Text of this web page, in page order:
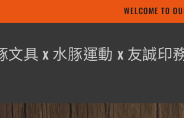
WELCOME TO
文具 x 水豚運動 x 友誠印
略過產品